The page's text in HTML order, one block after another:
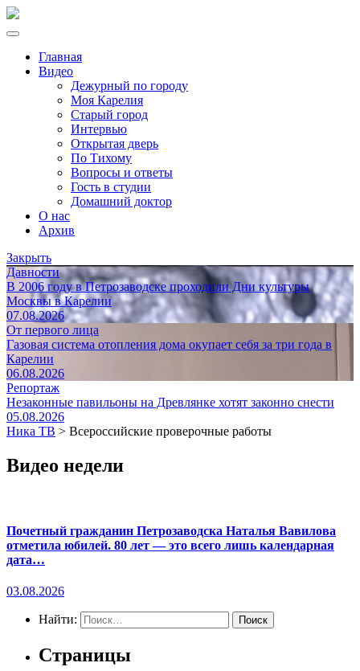
Главная
Видео
Дежурный по городу
Моя Карелия
Старый город
Интервью
Открытая дверь
По Тихому
Вопросы и ответы
Гость в студии
Домашний доктор
О нас
Архив
Закрыть
Давности
В 2006 году в Петрозаводске проходили Дни культуры
Москвы в Карелии
07.08.2026
От первого лица
Газовая система отопления дома окупает себя за три года в
Карелии
06.08.2026
Репортаж
Незаконные павильоны на Древлянке хотят законно снести
05.08.2026
Ника ТВ > Всероссийские проверочные работы
Видео недели
Почетный гражданин Петрозаводска Наталья Вавилова
отметила юбилей. 80 лет — это всего лишь календарная
дата…
03.08.2026
Найти:
Страницы